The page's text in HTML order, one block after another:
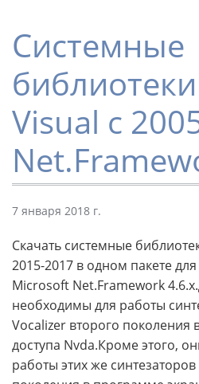
Системные
Visual c
7 января 2018 г.
Скачать системные
2015-2017 в одном пакете
Microsoft Net.Framework
необходимы для работы
Vocalizer второго поколения
доступа Nvda.Кроме этого,
работы этих же